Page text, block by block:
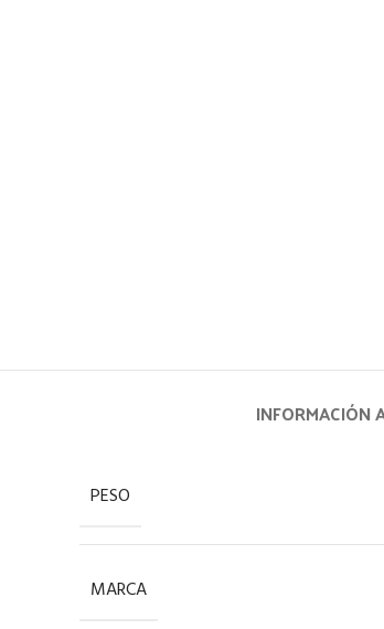
INFORMACIÓN
PESO
MARCA